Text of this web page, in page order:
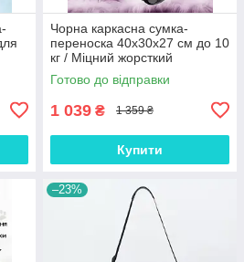
Чорна каркасна сумка-
переноска 40x30x27 см до 10
кг / Міцний жорсткий
транспортувальний бокс для
котів та собак
Готово до відправки
1 039 ₴ 1 359 ₴
Купити
–23%